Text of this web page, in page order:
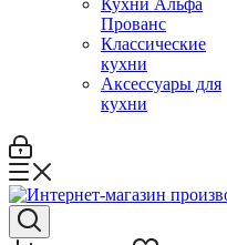
Кухни Альфа
Прованс
Классические
кухни
Аксессуары для
кухни